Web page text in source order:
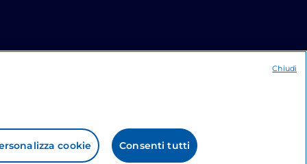
cookie Consenti tutti
Chiudi